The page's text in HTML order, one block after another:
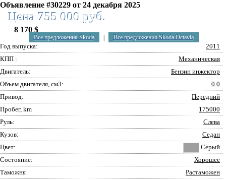
Объявление #30229 от 24 декабря 2025
Цена 755 000 руб.
8 170 $
Все предложения Skoda Все предложения Skoda Octavia
Год выпуска:
2011
КПП :
Механическая
Двигатель:
Бензин инжектор
Объем двигателя, см3:
0.0
Привод:
Передний
Пробег, km
175000
Руль:
Слева
Кузов:
Седан
Цвет:
Серый
Состояние:
Хорошее
Таможня
Растаможен